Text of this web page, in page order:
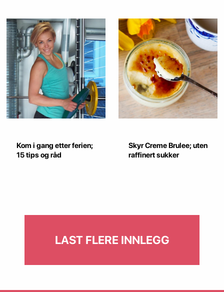
Kom i gang etter ferien;
15 tips og råd
Skyr Creme Brulee; uten
raffinert sukker
LAST FLERE INNLEGG